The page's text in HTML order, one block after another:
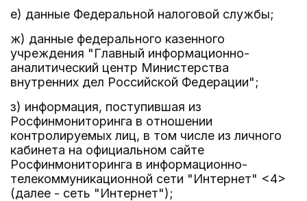
е) данные Федеральной налоговой службы;
ж) данные федерального казенного
учреждения "Главный информационно-
аналитический центр Министерства
внутренних дел Российской Федерации";
з) информация, поступившая из
Росфинмониторинга в отношении
контролируемых лиц, в том числе из личного
кабинета на официальном сайте
Росфинмониторинга в информационно-
телекоммуникационной сети "Интернет" <4>
(далее - сеть "Интернет");